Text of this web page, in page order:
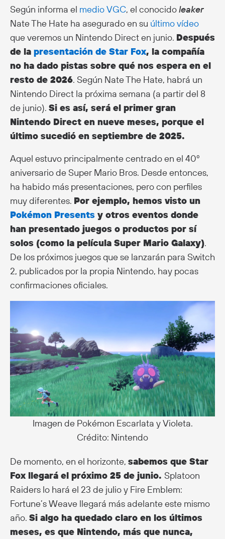
Según informa el medio VGC, el conocidoleaker
Nate The Hate ha asegurado en su último vídeo
que veremos un Nintendo Direct en junio. Después
de la presentación de Star Fox, la compañía
no ha dado pistas sobre qué nos espera en el
resto de 2026. Según Nate The Hate, habrá un
Nintendo Direct la próxima semana (a partir del 8
de junio). Si es así, será el primer gran
Nintendo Direct en nueve meses, porque el
último sucedió en septiembre de 2025.
Aquel estuvo principalmente centrado en el 40º
aniversario de Super Mario Bros. Desde entonces,
ha habido más presentaciones, pero con perfiles
muy diferentes. Por ejemplo, hemos visto un
Pokémon Presents y otros eventos donde
han presentado juegos o productos por sí
solos (como la película Super Mario Galaxy).
De los próximos juegos que se lanzarán para Switch
2, publicados por la propia Nintendo, hay pocas
confirmaciones oficiales.
Imagen de Pokémon Escarlata y Violeta.
Crédito: Nintendo
De momento, en el horizonte, sabemos que Star
Fox llegará el próximo 25 de junio. Splatoon
Raiders lo hará el 23 de julio y Fire Emblem:
Fortune’s Weave llegará más adelante este mismo
año. Si algo ha quedado claro en los últimos
meses, es que Nintendo, más que nunca,